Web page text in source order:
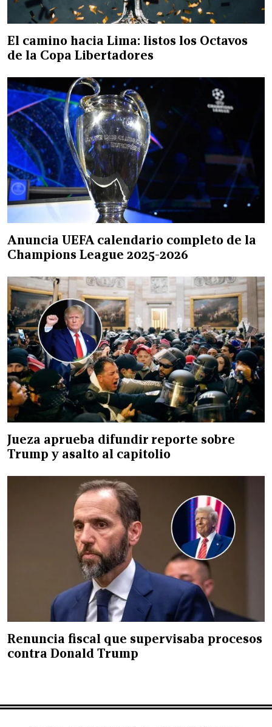
El camino hacia Lima: listos los Octavos
de la Copa Libertadores
Anuncia UEFA calendario completo de la
Champions League 2025-2026
Jueza aprueba difundir reporte sobre
Trump y asalto al capitolio
Renuncia fiscal que supervisaba procesos
contra Donald Trump